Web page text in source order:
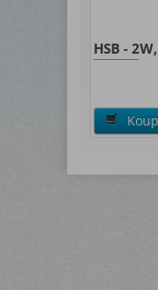
HSB -